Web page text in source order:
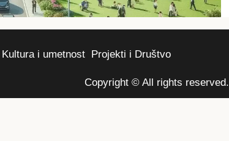
Kultura i umetnost Projekti i Društvo
Copyright © All rights reserved.